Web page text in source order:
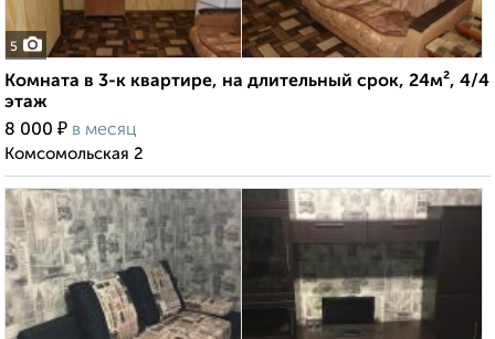
5
Комната в 3-к квартире, на длительный срок, 24м², 4/4
этаж
8 000 ₽ в месяц
Комсомольская 2